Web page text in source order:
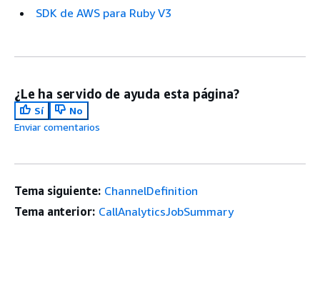
SDK de AWS para Ruby V3
¿Le ha servido de ayuda esta página?
Sí
No
Enviar comentarios
Tema siguiente: ChannelDefinition
Tema anterior: CallAnalyticsJobSummary